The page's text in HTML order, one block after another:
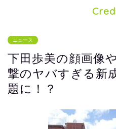
ニュース
下田歩美の顔画像
撃のヤバすぎる新
題に！？